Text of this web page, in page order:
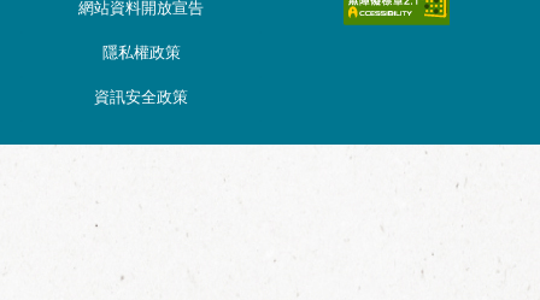
資訊安全政策
隱私權政策
網站資料開放宣告